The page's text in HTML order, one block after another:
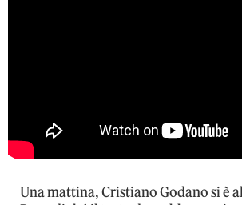
Una mattina, Cristiano Godano si è